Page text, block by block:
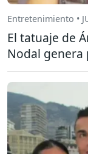
Entretenimiento •
El tatuaje de
Nodal genera